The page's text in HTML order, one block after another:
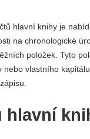
hlavní knihy je
na chronologické
položek. Tyto
nebo vlastního
hlavní